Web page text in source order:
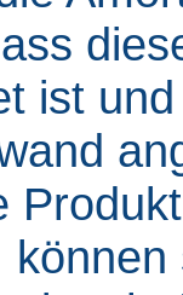
ist